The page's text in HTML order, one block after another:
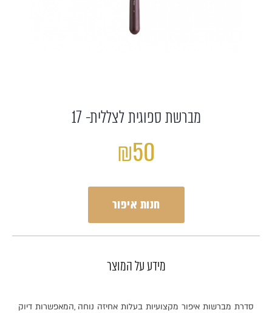
מברשת ספוגית לצללית- 17
₪50
חנות איפור
מידע על המוצר
סדרת מברשות איפור מקצועיות בעלות אחיזה נוחה ,המאפשרות דיוק